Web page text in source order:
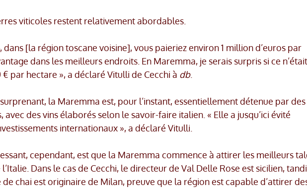
viticoles restent relativement abordables.
dans [la région toscane voisine], vous paieriez environ 1 million d’euros par
dans les meilleurs endroits. En Maremma, je serais surpris si ce
par hectare », a déclaré Vitulli de Cecchi à db.
la Maremma est, pour l’instant, essentiellement détenue par des
avec des vins élaborés selon le savoir-faire italien. « Elle a jusqu’ici évité
internationaux », a déclaré Vitulli.
cependant, est que la Maremma commence à attirer les meilleurs
Dans le cas de Cecchi, le directeur de Val Delle Rose est sicilien,
chai est originaire de Milan, preuve que la région est capable d’attirer